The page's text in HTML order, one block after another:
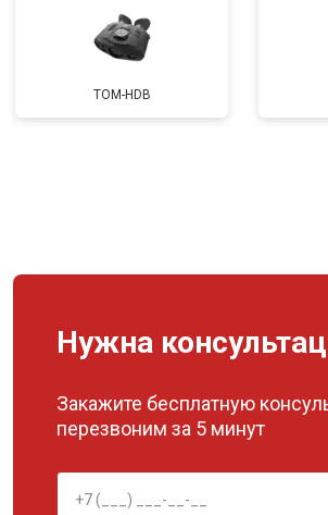
TOM-HDB
Нужна
Закажите бесплатную
перезвоним за 5 минут